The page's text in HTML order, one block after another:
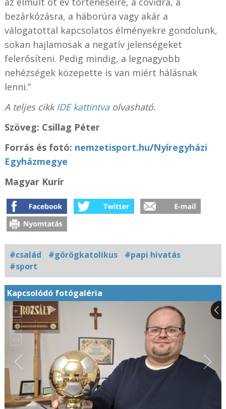
bezárkózásra, a háborúra vagy akár a
válogatottal kapcsolatos élményekre gondolunk,
sokan hajlamosak a negatív jelenségeket
felerősíteni. Pedig mindig, a legnagyobb
nehézségek közepette is van miért hálásnak
lenni.”
A teljes cikk IDE kattintvaolvasható.
Szöveg: Csillag Péter
Forrás és fotó: nemzetisport.hu/Nyíregyházi
Egyházmegye
Magyar Kurír
#család #görögkatolikus
#papi hivatás
#sport
Kapcsolódó fotógaléria